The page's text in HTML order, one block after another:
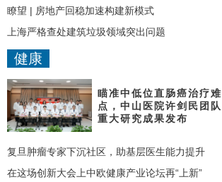
瞭望 | 房地产回稳加速构建新模式
上海严格查处建筑垃圾领域突出问题
健康
瞄准中低位直肠癌治疗难
点，中山医院许剑民团队
重大研究成果发布
复旦肿瘤专家下沉社区，助基层医生能力提升
在这场创新大会上中欧健康产业论坛再“上新”